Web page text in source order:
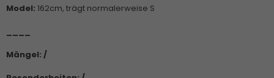
Model: 162cm, trägt normalerweise S
Mängel: /